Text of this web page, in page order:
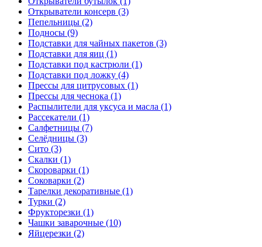
Открыватели консерв (3)
Пепельницы (2)
Подносы (9)
Подставки для чайных пакетов (3)
Подставки для яиц (1)
Подставки под кастрюли (1)
Подставки под ложку (4)
Прессы для цитрусовых (1)
Прессы для чеснока (1)
Распылители для уксуса и масла (1)
Рассекатели (1)
Салфетницы (7)
Селёдницы (3)
Сито (3)
Скалки (1)
Скороварки (1)
Соковарки (2)
Тарелки декоративные (1)
Турки (2)
Фрукторезки (1)
Чашки заварочные (10)
Яйцерезки (2)